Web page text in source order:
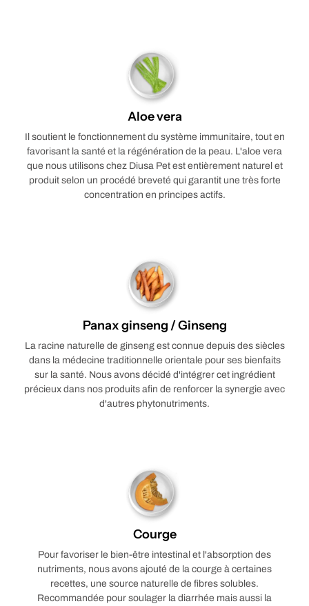
Aloe vera
Il soutient le fonctionnement du système immunitaire, tout en
favorisant la santé et la régénération de la peau. L'aloe vera
que nous utilisons chez Diusa Pet est entièrement naturel et
produit selon un procédé breveté qui garantit une très forte
concentration en principes actifs.
Panax ginseng / Ginseng
La racine naturelle de ginseng est connue depuis des siècles
dans la médecine traditionnelle orientale pour ses bienfaits
sur la santé. Nous avons décidé d'intégrer cet ingrédient
précieux dans nos produits afin de renforcer la synergie avec
d'autres phytonutriments.
Courge
Pour favoriser le bien-être intestinal et l'absorption des
nutriments, nous avons ajouté de la courge à certaines
recettes, une source naturelle de fibres solubles.
Recommandée pour soulager la diarrhée mais aussi la